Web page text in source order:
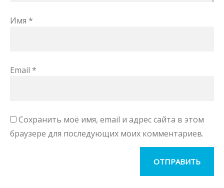
Имя *
Email *
Сохранить моё имя, email и адрес сайта в этом
браузере для последующих моих комментариев.